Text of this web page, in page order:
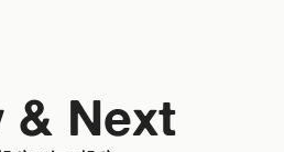
& Next